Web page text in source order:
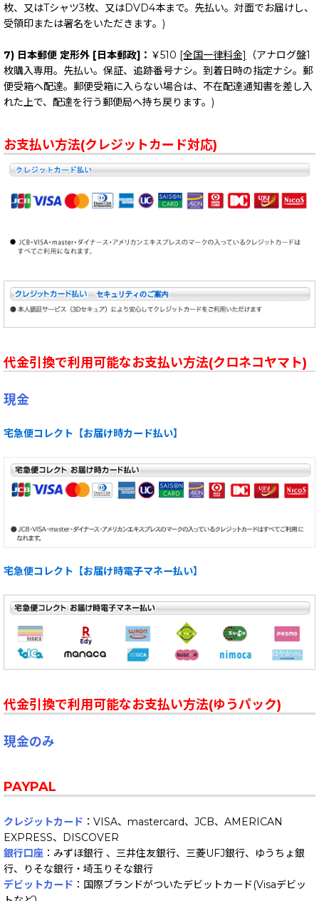
枚、又はTシャツ3枚、又はDVD4本まで。先払い。対面でお届けし、
受領印または署名をいただきます。)
7) 日本郵便 定形外 [日本郵政]： ￥510 [全国一律料金]
（アナログ盤1
枚購入専用。先払い。保証、追跡番号ナシ。到着日時の指定ナシ。郵
便受箱へ配達。郵便受箱に入らない場合は、不在配達通知書を差し入
れた上で、配達を行う郵便局へ持ち戻ります。)
お支払い方法(クレジットカード対応)
代金引換で利用可能なお支払い方法(クロネコヤマト)
現金
宅急便コレクト【お届け時カード払い】
宅急便コレクト【お届け時電子マネー払い】
代金引換で利用可能なお支払い方法(ゆうパック)
現金のみ
PAYPAL
クレジットカード ：VISA、mastercard、JCB、AMERICAN
EXPRESS、DISCOVER
銀行口座 ：みずほ銀行 、三井住友銀行、三菱UFJ銀行、ゆうちょ銀
行、りそな銀行・埼玉りそな銀行
デビットカード ：国際ブランドがついたデビットカード(Visaデビッ